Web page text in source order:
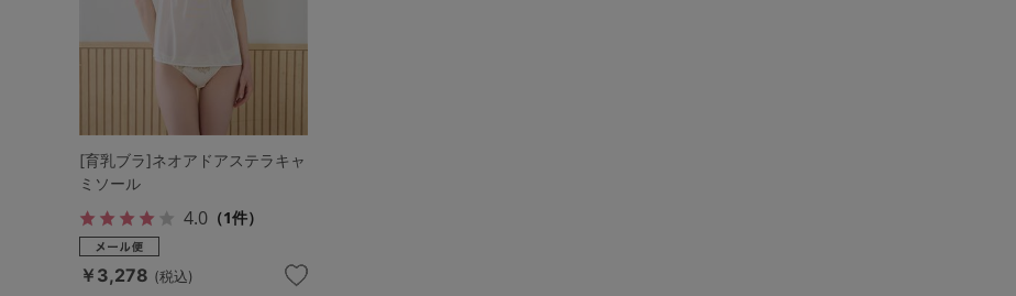
[育乳ブラ]ネオアドアステラキャ
ミソール
4.0 （1件）
￥3,278 (税込)